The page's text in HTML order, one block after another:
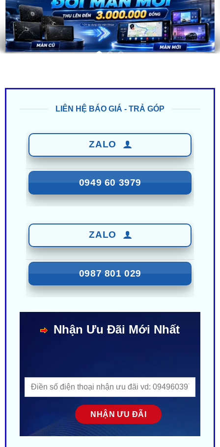
0949 60 3979
0987 801 029